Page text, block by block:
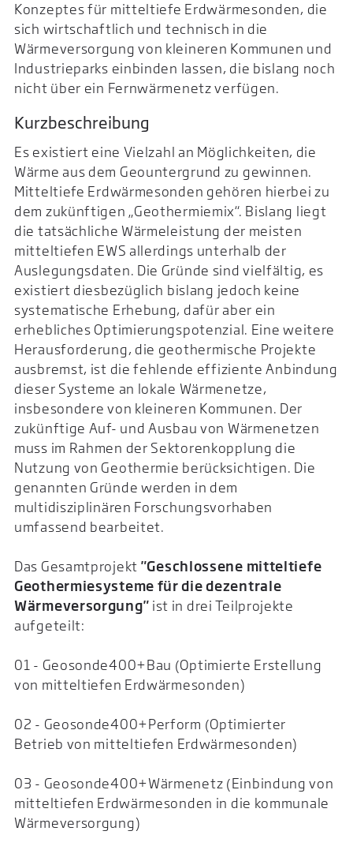
Konzeptes für mitteltiefe Erdwärmesonden, die
sich wirtschaftlich und technisch in die
Wärmeversorgung von kleineren Kommunen und
Industrieparks einbinden lassen, die bislang noch
nicht über ein Fernwärmenetz verfügen.
Kurzbeschreibung
Es existiert eine Vielzahl an Möglichkeiten, die
Wärme aus dem Geountergrund zu gewinnen.
Mitteltiefe Erdwärmesonden gehören hierbei zu
dem zukünftigen „Geothermiemix“. Bislang liegt
die tatsächliche Wärmeleistung der meisten
mitteltiefen EWS allerdings unterhalb der
Auslegungsdaten. Die Gründe sind vielfältig, es
existiert diesbezüglich bislang jedoch keine
systematische Erhebung, dafür aber ein
erhebliches Optimierungspotenzial. Eine weitere
Herausforderung, die geothermische Projekte
ausbremst, ist die fehlende effiziente Anbindung
dieser Systeme an lokale Wärmenetze,
insbesondere von kleineren Kommunen. Der
zukünftige Auf- und Ausbau von Wärmenetzen
muss im Rahmen der Sektorenkopplung die
Nutzung von Geothermie berücksichtigen. Die
genannten Gründe werden in dem
multidisziplinären Forschungsvorhaben
umfassend bearbeitet.
Das Gesamtprojekt "Geschlossene mitteltiefe
Geothermiesysteme für die dezentrale
Wärmeversorgung" ist in drei Teilprojekte
aufgeteilt:
01 - Geosonde400+Bau (Optimierte Erstellung
von mitteltiefen Erdwärmesonden)
02 - Geosonde400+Perform (Optimierter
Betrieb von mitteltiefen Erdwärmesonden)
03 - Geosonde400+Wärmenetz (Einbindung von
mitteltiefen Erdwärmesonden in die kommunale
Wärmeversorgung)